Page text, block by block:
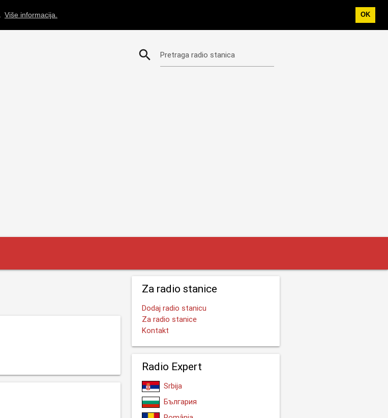
Više informacija. OK
search Pretraga radio stanica
Za radio stanice
Dodaj radio stanicu
Za radio stanice
Kontakt
Radio Expert
Srbija
България